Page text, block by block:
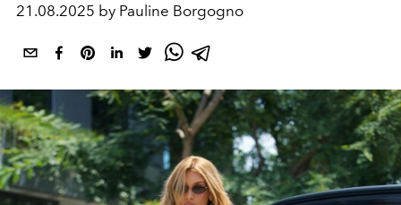
21.08.2025 by Pauline Borgogno